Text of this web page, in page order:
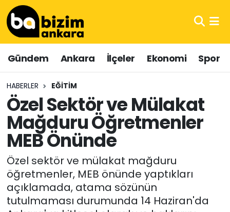
Gündem Ankara İlçeler Ekonomi Spor
HABERLER EĞITIM
Özel Sektör ve Mülakat
Mağduru Öğretmenler
MEB Önünde
Özel sektör ve mülakat mağduru
öğretmenler, MEB önünde yaptıkları
açıklamada, atama sözünün
tutulmaması durumunda 14 Haziran'da
Hava Durumu
Trafik Durumu
Süper Lig Puan Durumu ve Fikstür
Tüm Manşetler
Son Dakika Haberleri
Haber Arşivi